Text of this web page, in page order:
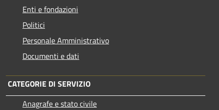
Enti e fondazioni
Politici
Personale Amministrativo
Documenti e dati
CATEGORIE DI SERVIZIO
Anagrafe e stato civile